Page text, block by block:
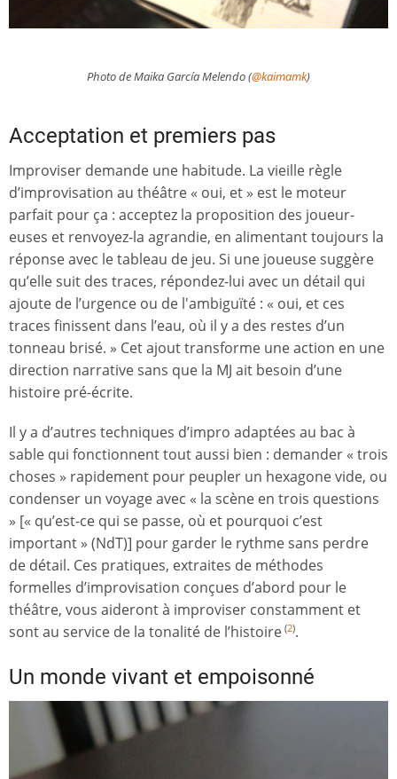
Photo de Maika García Melendo (@kaimamk)
Acceptation et premiers pas
Improviser demande une habitude. La vieille règle
d’improvisation au théâtre « oui, et » est le moteur
parfait pour ça : acceptez la proposition des joueur-
euses et renvoyez-la agrandie, en alimentant toujours la
réponse avec le tableau de jeu. Si une joueuse suggère
qu’elle suit des traces, répondez-lui avec un détail qui
ajoute de l’urgence ou de l'ambiguïté : « oui, et ces
traces finissent dans l’eau, où il y a des restes d’un
tonneau brisé. » Cet ajout transforme une action en une
direction narrative sans que la MJ ait besoin d’une
histoire pré-écrite.
Il y a d’autres techniques d’impro adaptées au bac à
sable qui fonctionnent tout aussi bien : demander « trois
choses » rapidement pour peupler un hexagone vide, ou
condenser un voyage avec « la scène en trois questions
» [« qu’est-ce qui se passe, où et pourquoi c’est
important » (NdT)] pour garder le rythme sans perdre
de détail. Ces pratiques, extraites de méthodes
formelles d’improvisation conçues d’abord pour le
théâtre, vous aideront à improviser constamment et
sont au service de la tonalité de l’histoire (2).
Un monde vivant et empoisonné